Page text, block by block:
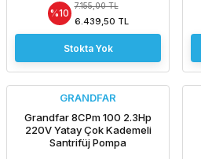
%10
7.155,00 TL
6.439,50 TL
Stokta Yok
GRANDFAR
Grandfar 8CPm 100 2.3Hp
220V Yatay Çok Kademeli
Santrifüj Pompa